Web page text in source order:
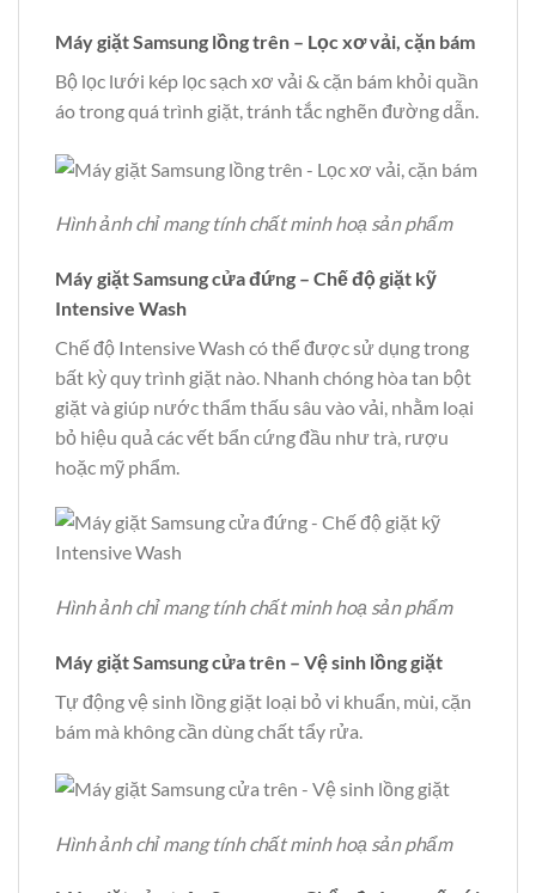
Máy giặt Samsung lồng trên – Lọc xơ vải, cặn bám
Bộ lọc lưới kép lọc sạch xơ vải & cặn bám khỏi quần
áo trong quá trình giặt, tránh tắc nghẽn đường dẫn.
Hình ảnh chỉ mang tính chất minh hoạ sản phẩm
Máy giặt Samsung cửa đứng – Chế độ giặt kỹ
Intensive Wash
Chế độ Intensive Wash có thể được sử dụng trong
bất kỳ quy trình giặt nào. Nhanh chóng hòa tan bột
giặt và giúp nước thẩm thấu sâu vào vải, nhằm loại
bỏ hiệu quả các vết bẩn cứng đầu như trà, rượu
hoặc mỹ phẩm.
Hình ảnh chỉ mang tính chất minh hoạ sản phẩm
Máy giặt Samsung cửa trên – Vệ sinh lồng giặt
Tự động vệ sinh lồng giặt loại bỏ vi khuẩn, mùi, cặn
bám mà không cần dùng chất tẩy rửa.
Hình ảnh chỉ mang tính chất minh hoạ sản phẩm